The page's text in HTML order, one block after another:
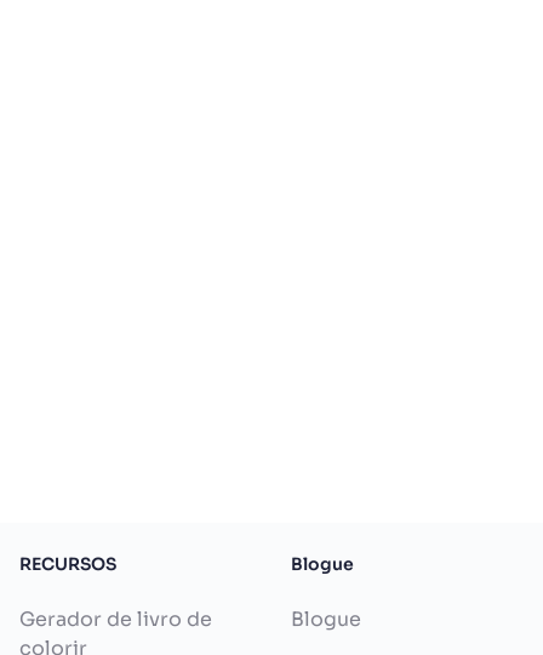
RECURSOS
Gerador de livro de
colorir
Blogue
Blogue